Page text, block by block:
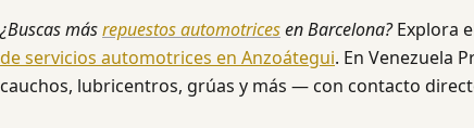
¿Buscas másrepuestos automotricesen Barcelona?Explora
de servicios automotrices en Anzoátegui. En Venezuela
cauchos, lubricentros, grúas y más — con contacto